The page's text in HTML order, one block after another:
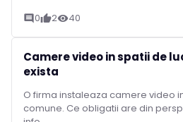
comment 0thumb_up2visibility40
Camere video in spatii de
exista
O firma instaleaza camere video
comune. Ce obligatii are din